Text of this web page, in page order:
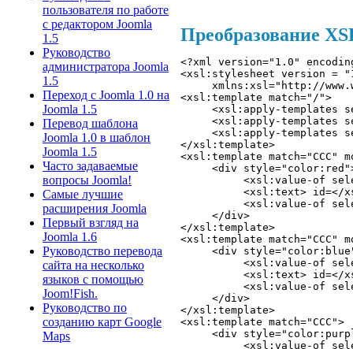
пользователя по работе
с редактором Joomla
1.5
Руководство
администратора Joomla
1.5
Переход с Joomla 1.0 на
Joomla 1.5
Перевод шаблона
Joomla 1.0 в шаблон
Joomla 1.5
Часто задаваемые
вопросы Joomla!
Самые лучшие
расширения Joomla
Первый взгляд на
Joomla 1.6
Руководство перевода
сайта на несколько
языков с помощью
Joom!Fish.
Руководство по
созданию карт Google
Maps
Преобразование
<?xml version="1.0"
<xsl:stylesheet version =
xmlns:xsl="http://
<xsl:template match="/">
<xsl:apply-templates
<xsl:apply-templates
<xsl:apply-templates
</xsl:template>
<xsl:template match="CCC"
<div
<xsl:value-of
<xsl:text> id=</
<xsl:value-of
     </div>
</xsl:template>
<xsl:template match="CCC"
<div
<xsl:value-of
<xsl:text> id=</
<xsl:value-of
     </div>
</xsl:template>
<xsl:template match="CCC">
<div
<xsl:value-of